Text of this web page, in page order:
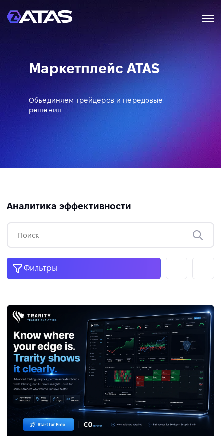
Маркетплейс ATAS
Объединяем трейдеров и передовые
решения
Аналитика эффективности
Фильтры